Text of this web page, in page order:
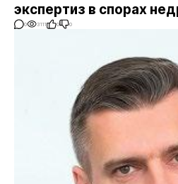
экспертиз в спорах
0 3111 0 0